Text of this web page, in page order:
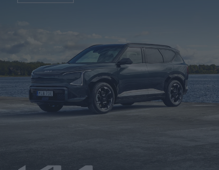
50 mils räckvidd med
Scanias nya elbussar
Carl Undéhn 6 okt 2023
Scania betyder den nya plattformen betydligt längre räckvidd